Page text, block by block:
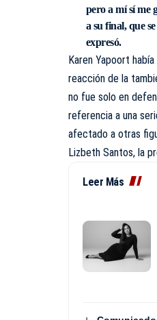
pero a mí sí me
a su final, que
expresó.
Karen Yapoort
reacción de la
no fue solo en
referencia a una
afectado a otras
Lizbeth Santos, la
Leer Más